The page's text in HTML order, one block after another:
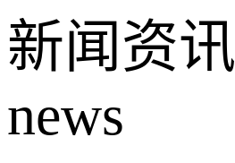
新闻资讯
news